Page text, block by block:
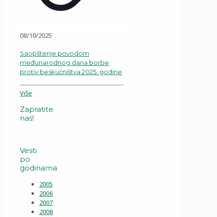
08/10/2025
Saopštenje povodom
međunarodnog dana borbe
protiv beskućništva 2025. godine
Više
Zapratite
nas!
Vesti
po
godinama
2005
2006
2007
2008